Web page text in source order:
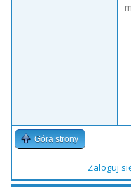
Góra strony
Zaloguj